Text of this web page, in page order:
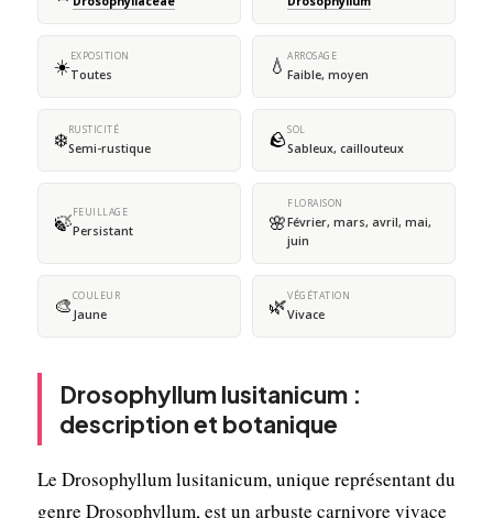
☀️EXPOSITION
Toutes 💧 ARROSAGE
Faible, moyen
❄️RUSTICITÉ
Semi-rustique 🪨SOL
Sableux, caillouteux
🍃FEUILLAGE
Persistant 🌸
FLORAISON
Février, mars, avril, mai,
juin
🎨COULEUR
Jaune 🌿VÉGÉTATION
Vivace
Drosophyllum lusitanicum :
description et botanique
Le Drosophyllum lusitanicum, unique représentant du
genre Drosophyllum, est un arbuste carnivore vivace